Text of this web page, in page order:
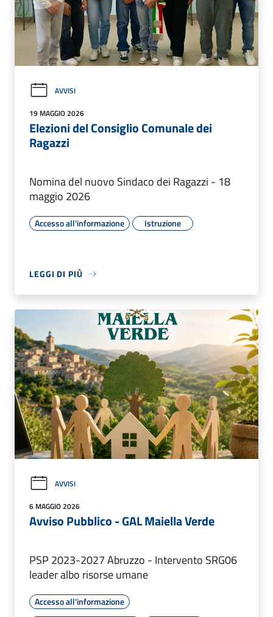
AVVISI
19 MAGGIO 2026
Elezioni del Consiglio Comunale dei
Ragazzi
Nomina del nuovo Sindaco dei Ragazzi - 18
maggio 2026
Accesso all'informazione Istruzione
LEGGI DI PIÙ
AVVISI
6 MAGGIO 2026
Avviso Pubblico - GAL Maiella Verde
PSP 2023-2027 Abruzzo - Intervento SRG06
leader albo risorse umane
Accesso all'informazione